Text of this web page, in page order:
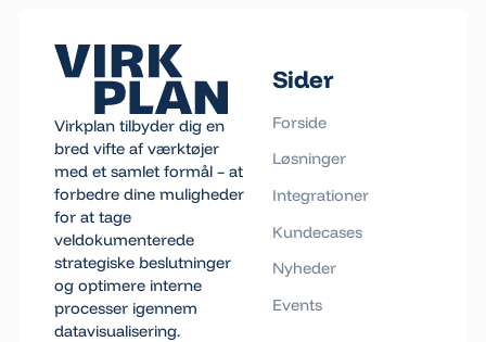
Virkplan tilbyder dig en
bred vifte af værktøjer
med et samlet formål – at
forbedre dine muligheder
for at tage
veldokumenterede
strategiske beslutninger
og optimere interne
processer igennem
datavisualisering.
Sider
Forside
Løsninger
Integrationer
Kundecases
Nyheder
Events